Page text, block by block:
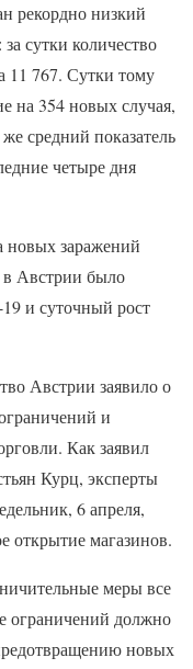
рекордно низкий
сутки количество
11 767. Сутки тому
на 354 новых случая,
средний показатель
четыре дня
новых заражений
в Австрии было
и суточный рост
Австрии заявило о
и
Как заявил
Курц, эксперты
6 апреля,
открытие магазинов.
меры все
ограничений должно
новых